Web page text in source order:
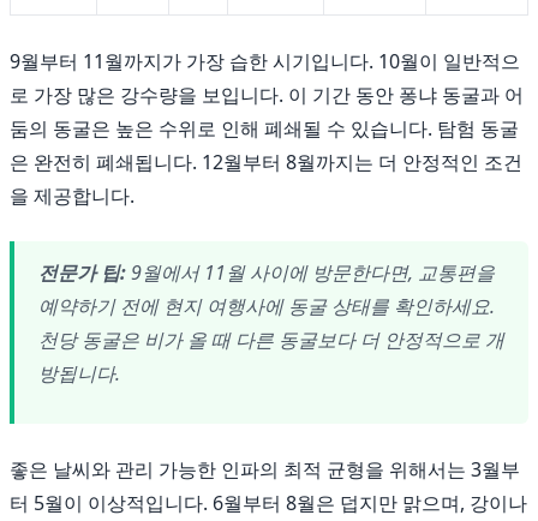
9월부터 11월까지가 가장 습한 시기입니다. 10월이 일반적으
로 가장 많은 강수량을 보입니다. 이 기간 동안 퐁냐 동굴과 어
둠의 동굴은 높은 수위로 인해 폐쇄될 수 있습니다. 탐험 동굴
은 완전히 폐쇄됩니다. 12월부터 8월까지는 더 안정적인 조건
을 제공합니다.
전문가 팁:9월에서 11월 사이에 방문한다면, 교통편을
예약하기 전에 현지 여행사에 동굴 상태를 확인하세요.
천당 동굴은 비가 올 때 다른 동굴보다 더 안정적으로 개
방됩니다.
좋은 날씨와 관리 가능한 인파의 최적 균형을 위해서는 3월부
터 5월이 이상적입니다. 6월부터 8월은 덥지만 맑으며, 강이나